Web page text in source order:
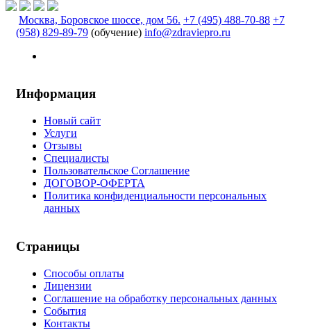
Москва, Боровское шоссе, дом 56. +7 (495) 488-70-88 +7
(958) 829-89-79 (обучение) info@zdraviepro.ru
Информация
Новый сайт
Услуги
Отзывы
Специалисты
Пользовательское Соглашение
ДОГОВОР-ОФЕРТА
Политика конфиденциальности персональных
данных
Страницы
Способы оплаты
Лицензии
Соглашение на обработку персональных данных
События
Контакты